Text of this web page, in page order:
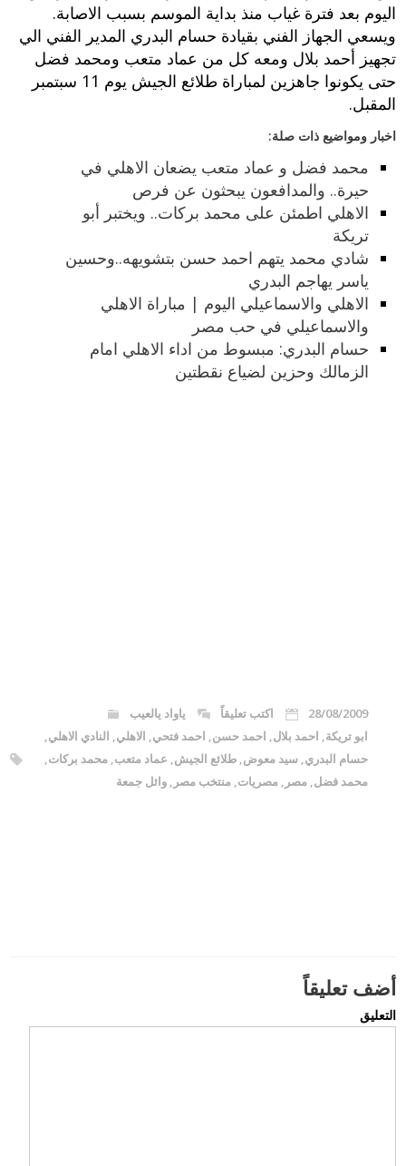
اليوم بعد فترة غياب منذ بداية الموسم بسبب الاصابة.
ويسعي الجهاز الفني بقيادة حسام البدري المدير الفني الي
تجهيز أحمد بلال ومعه كل من عماد متعب ومحمد فضل
حتى يكونوا جاهزين لمباراة طلائع الجيش يوم 11 سبتمبر
المقبل.
اخبار ومواضيع ذات صلة:
محمد فضل و عماد متعب يضعان الاهلي في
حيرة.. والمدافعون يبحثون عن فرص
الاهلي اطمئن على محمد بركات.. ويختبر أبو
تريكة
شادي محمد يتهم احمد حسن بتشويهه..وحسين
ياسر يهاجم البدري
الاهلي والاسماعيلي اليوم | مباراة الاهلي
والاسماعيلي في حب مصر
حسام البدري: مبسوط من اداء الاهلي امام
الزمالك وحزين لضياع نقطتين
28/08/2009 اكتب تعليقاً
ياواد يالعيب
ابو تريكة, احمد بلال, احمد حسن, احمد فتحي, الاهلي, النادي الاهلي,
حسام البدري,سيد معوض,طلائع الجيش, عماد متعب,محمد بركات,
محمد فضل,مصر ,مصريات,منتخب مصر ,وائل جمعة
أضف تعليقاً
التعليق